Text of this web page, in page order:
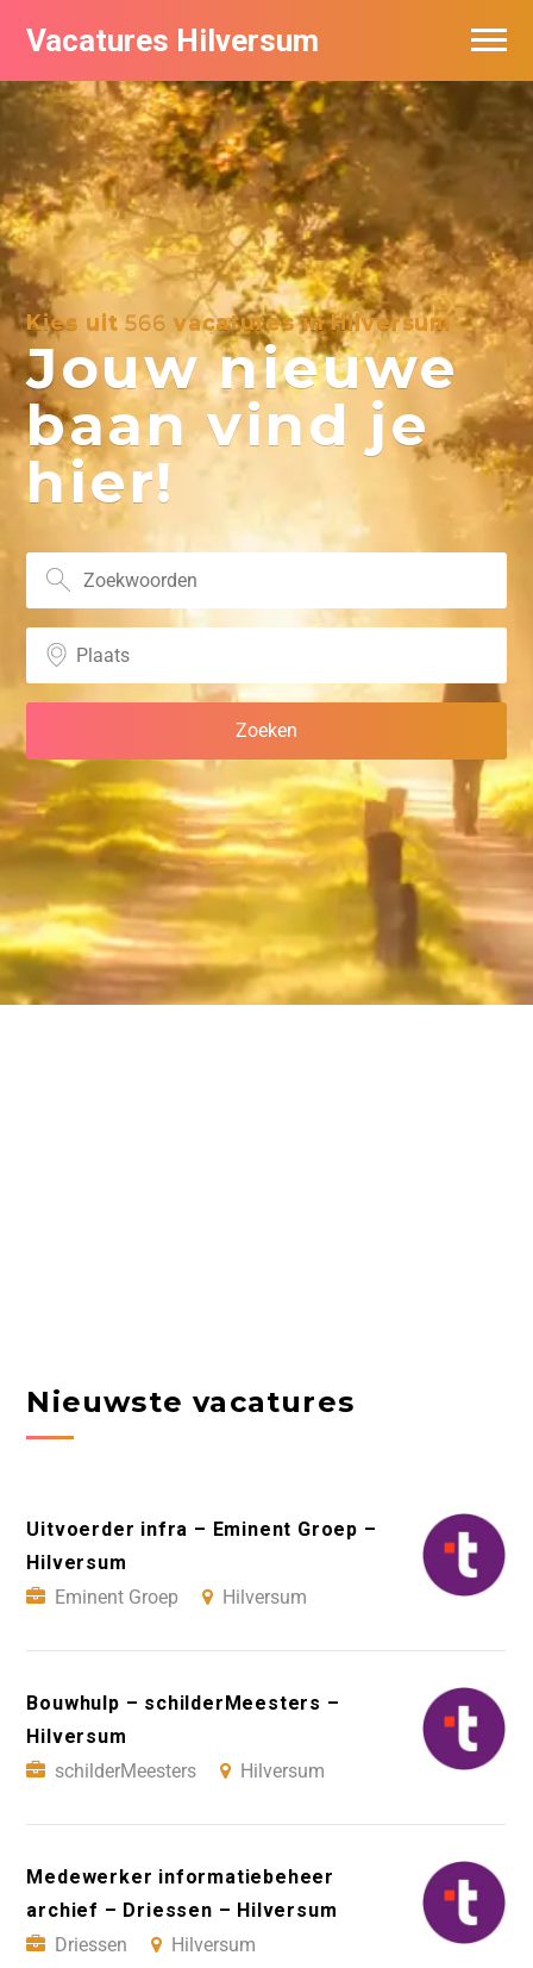
Vacatures Hilversum
Kies uit566 vacatures in Hilversum
Jouw nieuwe
baan vind je
hier!
Nieuwste vacatures
Uitvoerder infra – Eminent Groep –
Hilversum
Eminent Groep
Hilversum
Bouwhulp – schilderMeesters –
Hilversum
schilderMeesters
Hilversum
Medewerker informatiebeheer
archief – Driessen – Hilversum
Driessen
Hilversum
Vacatures per bedrijf in Hilversum
De populairste vacatures in Hilversum